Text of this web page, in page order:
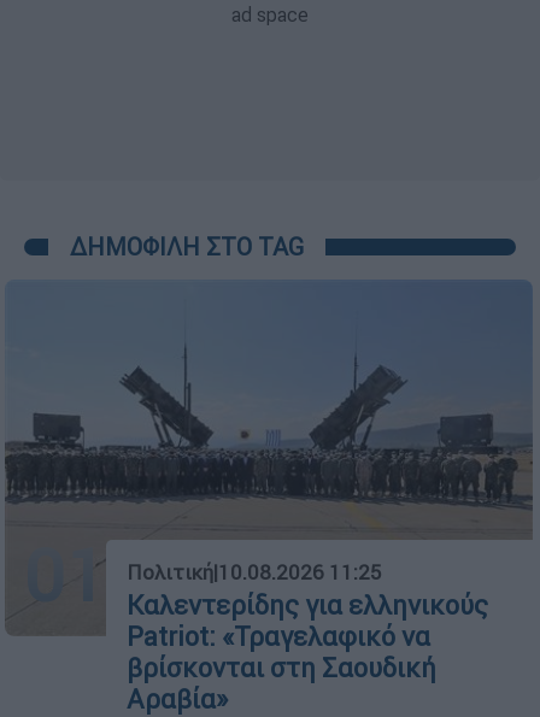
ΔΗΜΟΦΙΛΗ ΣΤΟ TAG
01 Πολιτική|10.08.2026 11:25
Καλεντερίδης για ελληνικούς
Patriot: «Τραγελαφικό να
βρίσκονται στη Σαουδική
Αραβία»